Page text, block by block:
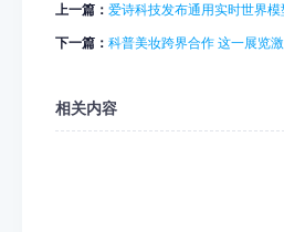
上一篇： 爱诗科技发布通用实时世界模
下一篇： 科普美妆跨界合作 这一展览
相关内容